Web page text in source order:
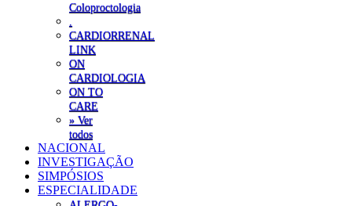
Coloproctologia
CARDIORRENAL
LINK
ON
CARDIOLOGIA
ON TO
CARE
» Ver
todos
NACIONAL
INVESTIGAÇÃO
SIMPÓSIOS
ESPECIALIDADE